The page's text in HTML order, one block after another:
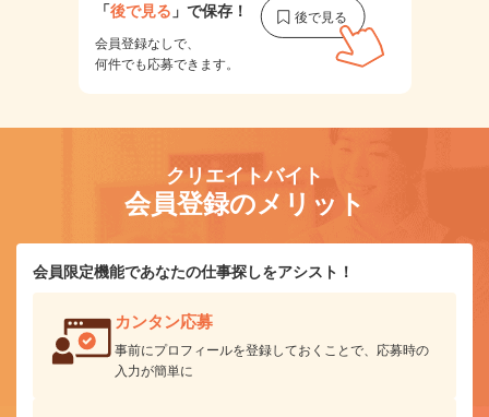
「後で見る 」で保存！
会員登録なしで、
何件でも応募できます。
クリエイトバイト
会員登録のメリット
会員限定機能であなたの仕事探しをアシスト！
カンタン応募
事前にプロフィールを登録しておくことで、応募時の
入力が簡単に